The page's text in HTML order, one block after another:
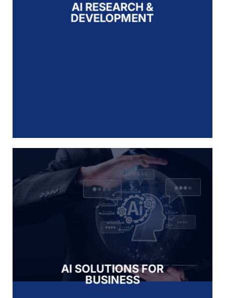
AI RESEARCH &
DEVELOPMENT
AI SOLUTIONS FOR
BUSINESS